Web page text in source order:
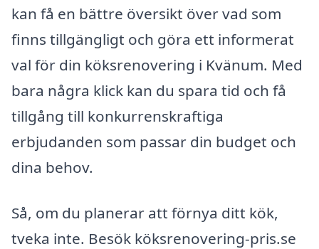
kan få en bättre översikt över vad som
finns tillgängligt och göra ett informerat
val för din köksrenovering i Kvänum. Med
bara några klick kan du spara tid och få
tillgång till konkurrenskraftiga
erbjudanden som passar din budget och
dina behov.
Så, om du planerar att förnya ditt kök,
tveka inte. Besök köksrenovering-pris.se